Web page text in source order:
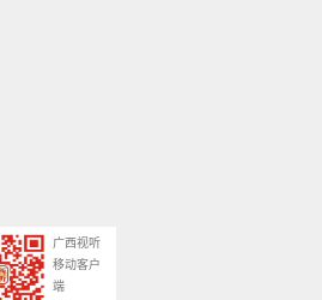
广西视听
移动客户
端